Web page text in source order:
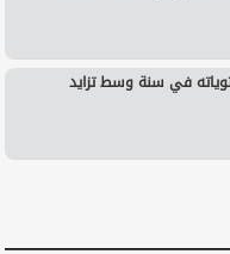
في سنة وسط تزايد